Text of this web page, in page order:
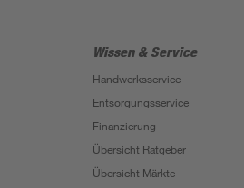
Wissen & Service
Handwerksservice
Entsorgungsservice
Finanzierung
Übersicht Ratgeber
Übersicht Märkte